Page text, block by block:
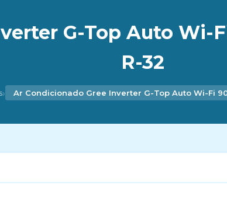
G-Top Auto Wi-
R-32
› Ar Condicionado Gree Inverter G-Top Auto Wi-Fi